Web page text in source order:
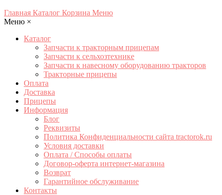
Главная Каталог Корзина Меню
Меню ×
Каталог
Запчасти к тракторным прицепам
Запчасти к сельхозтехнике
Запчасти к навесному оборудованию тракторов
Тракторные прицепы
Оплата
Доставка
Прицепы
Информация
Блог
Реквизиты
Политика Конфиденциальности сайта tractorok.ru
Условия доставки
Оплата / Способы оплаты
Договор-оферта интернет-магазина
Возврат
Гарантийное обслуживание
Контакты